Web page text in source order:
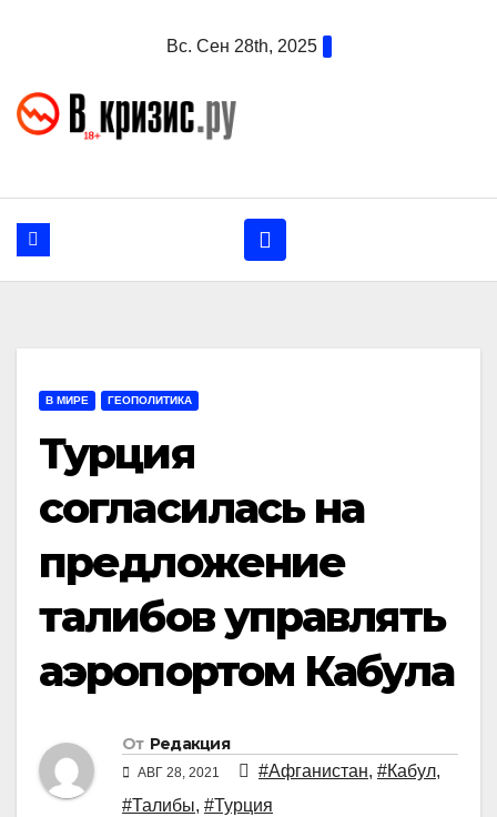
Вс. Сен 28th, 2025
В МИРЕ ГЕОПОЛИТИКА
Турция
согласилась на
предложение
талибов управлять
аэропортом Кабула
От Редакция
АВГ 28, 2021 #Афганистан, #Кабул,
#Талибы, #Турция